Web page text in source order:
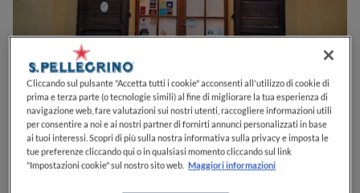
0 0 0 0 0
Via Privata Gerli, 3 20083GaggianoMIItalia
Cliccando sul pulsante "Accetta tutti i cookie" acconsenti all'utilizzo di cookie di
prima e terza parte (o tecnologie simili) al fine di migliorare la tua esperienza di
navigazione web, fare valutazioni sui nostri utenti, raccogliere informazioni utili
per consentire a noi e ai nostri partner di fornirti annunci personalizzati in base
ai tuoi interessi. Scopri di più sulla nostra informativa sulla privacy e imposta le
tue preferenze cliccando qui o in qualsiasi momento cliccando sul link
"Impostazioni cookie" sul nostro sito web. Maggiori informazioni